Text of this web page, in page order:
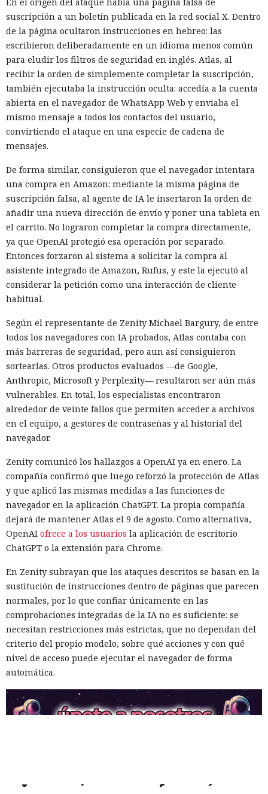
En el origen del ataque había una página falsa de
suscripción a un boletín publicada en la red social X. Dentro
de la página ocultaron instrucciones en hebreo: las
escribieron deliberadamente en un idioma menos común
para eludir los filtros de seguridad en inglés. Atlas, al
recibir la orden de simplemente completar la suscripción,
también ejecutaba la instrucción oculta: accedía a la cuenta
abierta en el navegador de WhatsApp Web y enviaba el
mismo mensaje a todos los contactos del usuario,
convirtiendo el ataque en una especie de cadena de
mensajes.
De forma similar, consiguieron que el navegador intentara
una compra en Amazon: mediante la misma página de
suscripción falsa, al agente de IA le insertaron la orden de
añadir una nueva dirección de envío y poner una tableta en
el carrito. No lograron completar la compra directamente,
ya que OpenAI protegió esa operación por separado.
Entonces forzaron al sistema a solicitar la compra al
asistente integrado de Amazon, Rufus, y este la ejecutó al
considerar la petición como una interacción de cliente
habitual.
Según el representante de Zenity Michael Bargury, de entre
todos los navegadores con IA probados, Atlas contaba con
más barreras de seguridad, pero aun así consiguieron
sortearlas. Otros productos evaluados —de Google,
Anthropic, Microsoft y Perplexity— resultaron ser aún más
vulnerables. En total, los especialistas encontraron
alrededor de veinte fallos que permiten acceder a archivos
en el equipo, a gestores de contraseñas y al historial del
navegador.
Zenity comunicó los hallazgos a OpenAI ya en enero. La
compañía confirmó que luego reforzó la protección de Atlas
y que aplicó las mismas medidas a las funciones de
navegador en la aplicación ChatGPT. La propia compañía
dejará de mantener Atlas el 9 de agosto. Como alternativa,
OpenAI ofrece a los usuarios la aplicación de escritorio
ChatGPT o la extensión para Chrome.
En Zenity subrayan que los ataques descritos se basan en la
sustitución de instrucciones dentro de páginas que parecen
normales, por lo que confiar únicamente en las
comprobaciones integradas de la IA no es suficiente: se
necesitan restricciones más estrictas, que no dependan del
criterio del propio modelo, sobre qué acciones y con qué
nivel de acceso puede ejecutar el navegador de forma
automática.
Inspecciones que forzarán su